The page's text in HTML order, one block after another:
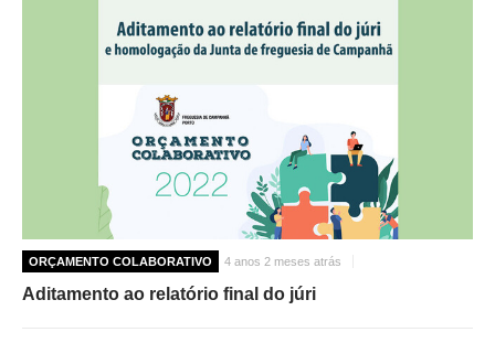
ORÇAMENTO COLABORATIVO 4 anos 2 meses atrás
Aditamento ao relatório final do júri